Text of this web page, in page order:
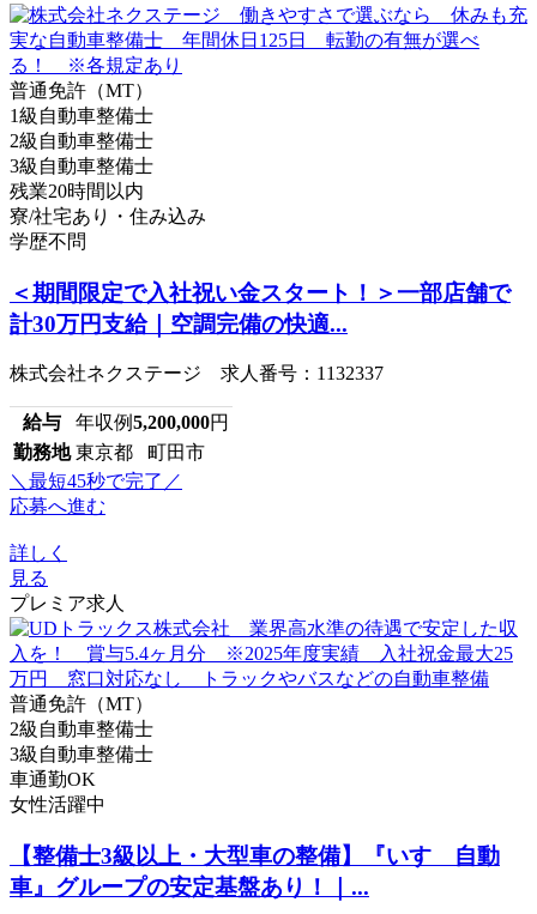
普通免許（MT）
1級自動車整備士
2級自動車整備士
3級自動車整備士
残業20時間以内
寮/社宅あり・住み込み
学歴不問
＜期間限定で入社祝い金スタート！＞一部店舗で
計30万円支給｜空調完備の快適...
株式会社ネクステージ 求人番号：1132337
給与 年収例5,200,000円
勤務地 東京都 町田市
＼最短45秒で完了／
応募へ進む
詳しく
見る
プレミア求人
普通免許（MT）
2級自動車整備士
3級自動車整備士
車通勤OK
女性活躍中
【整備士3級以上・大型車の整備】『いすゞ自動
車』グループの安定基盤あり！｜...